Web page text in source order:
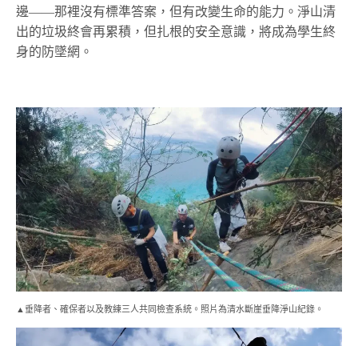
邊——那裡沒有標準答案，但有改變生命的能力。淨山清
出的垃圾終會再累積，但扎根的安全意識，將成為學生終
身的防墜網。
▲垂降者、確保者以及教練三人共同檢查系統。照片為清水斷崖垂降淨山紀錄。